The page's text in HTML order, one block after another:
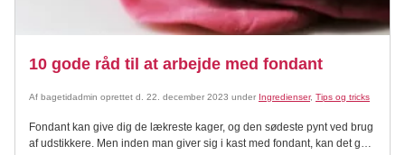
10 gode råd til at arbejde med fondant
Af bagetidadmin oprettet d. 22. december 2023 under Ingredienser, Tips og tricks
Fondant kan give dig de lækreste kager, og den sødeste pynt ved brug
af udstikkere. Men inden man giver sig i kast med fondant, kan det godt